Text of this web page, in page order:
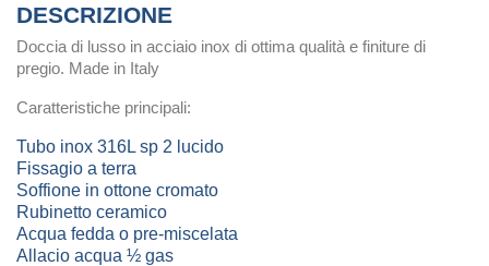
DESCRIZIONE
Doccia di lusso in acciaio inox di ottima qualità e finiture di
pregio. Made in Italy
Caratteristiche principali:
Tubo inox 316L sp 2 lucido
Fissagio a terra
Soffione in ottone cromato
Rubinetto ceramico
Acqua fedda o pre-miscelata
Allacio acqua ½ gas